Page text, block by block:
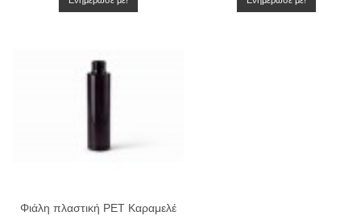
Φιάλη πλαστική PET Καραμελέ